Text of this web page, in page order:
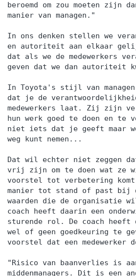
beroemd om zou moeten zijn
manier van managen."
In ons denken stellen we
en autoriteit aan elkaar
dat als we de medewerkers
geven dat we dan autoriteit
In Toyota's stijl van
dat je de
medewerkers laat. Zij zijn
hun werk goed te doen en te
niet iets dat je geeft maar
weg kunt nemen...
Dat wil echter niet zeggen dat
vrij zijn om te doen wat ze
voorstel tot verbetering komt
manier tot stand of past bij
waarden die de organisatie
coach heeft daarin een
sturende rol. De coach
wel of geen goedkeuring te
voorstel dat een medewerker
"Risico van baanverlies is
middenmanagers. Dit is een